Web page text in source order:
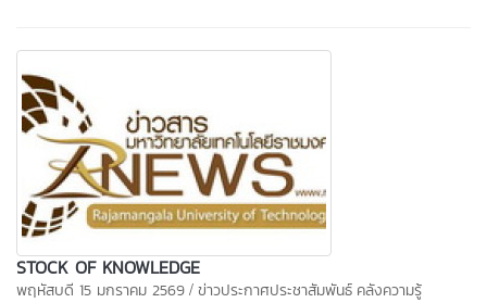
STOCK OF KNOWLEDGE
พฤหัสบดี 15 มกราคม 2569 / ข่าวประกาศประชาสัมพันธ์ คลังความรู้